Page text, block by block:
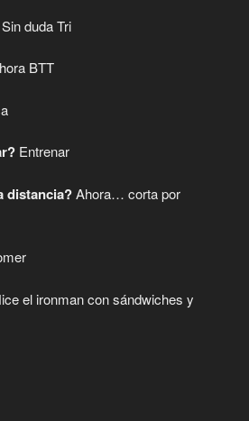
Sin duda Tri
BTT
Entrenar
distancia?Ahora… corta por
el ironman con sándwiches y